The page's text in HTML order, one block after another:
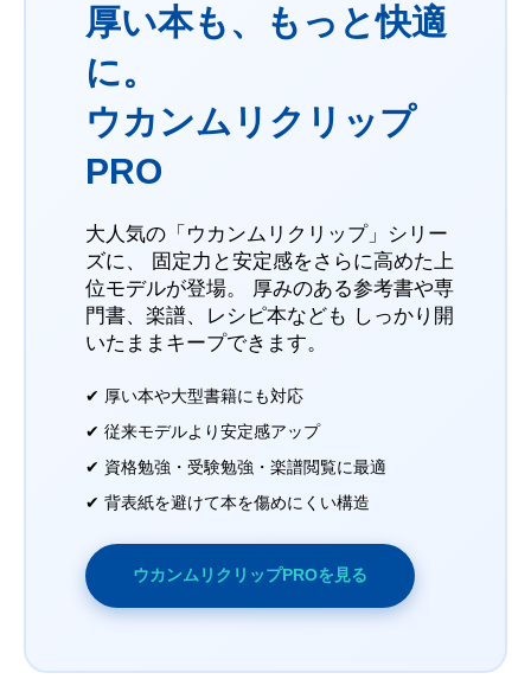
厚い本も、もっと快適
に。
ウカンムリクリップ
PRO
大人気の「ウカンムリクリップ」シリー
ズに、 固定力と安定感をさらに高めた上
位モデルが登場。 厚みのある参考書や専
門書、楽譜、レシピ本なども しっかり開
いたままキープできます。
✔ 厚い本や大型書籍にも対応
✔ 従来モデルより安定感アップ
✔ 資格勉強・受験勉強・楽譜閲覧に最適
✔ 背表紙を避けて本を傷めにくい構造
ウカンムリクリップPROを見る